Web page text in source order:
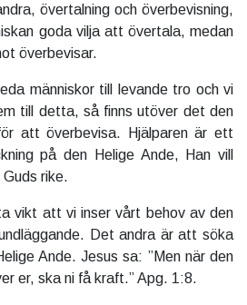
övertalning och överbevisning,
goda vilja att övertala, medan
överbevisar.
människor till levande tro och vi
till detta, så finns utöver det den
att överbevisa. Hjälparen är ett
på den Helige Ande, Han vill
rike.
vikt att vi inser vårt behov av den
Det andra är att söka
Ande. Jesus sa: ”Men när den
er, ska ni få kraft.” Apg. 1:8.